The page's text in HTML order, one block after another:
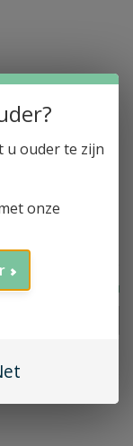
u ouder te zijn
onze